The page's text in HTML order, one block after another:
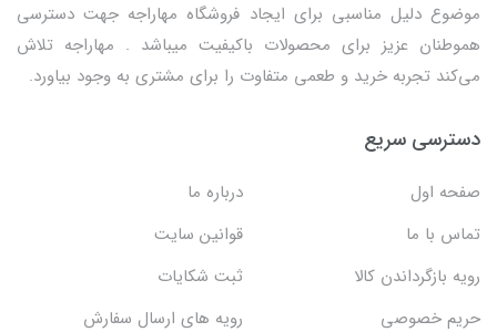
موضوع دلیل مناسبی برای ایجاد فروشگاه مهاراجه جهت دسترسی
هموطنان عزیز برای محصولات باکیفیت میباشد . مهاراجه تلاش
می‌کند تجربه خرید و طعمی متفاوت را برای مشتری به وجود بیاورد.
دسترسی سریع
صفحه اول
درباره ما
تماس با ما
قوانین سایت
رویه بازگرداندن کالا
ثبت شکایات
حریم خصوصی
رویه های ارسال سفارش